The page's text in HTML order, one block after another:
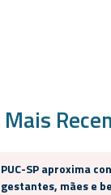
Mais
PUC-SP aproxima
gestantes, mães e